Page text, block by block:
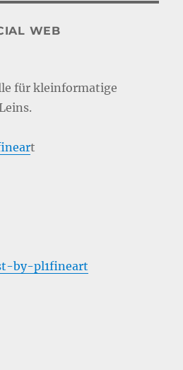
WEB
für kleinformatige
t
by-pl1fineart